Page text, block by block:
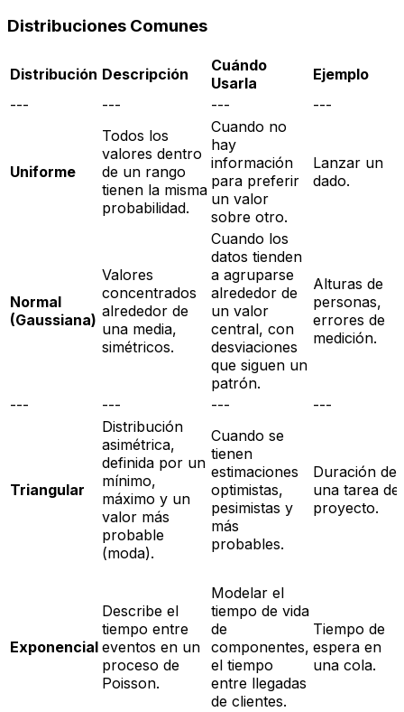
Distribuciones Comunes
Distribución Descripción
Cuándo
Usarla
Ejemplo
---
--- --- ---
Uniforme
Todos los
valores dentro
de un rango
tienen la misma
probabilidad.
Cuando no
hay
información
para preferir
un valor
sobre otro.
Lanzar un
dado.
Normal
(Gaussiana)
Valores
concentrados
alrededor de
una media,
simétricos.
Cuando los
datos tienden
a agruparse
alrededor de
un valor
central, con
desviaciones
que siguen un
patrón.
Alturas de
personas,
errores de
medición.
--- --- --- ---
Triangular
Distribución
asimétrica,
definida por un
mínimo,
máximo y un
valor más
probable
(moda).
Cuando se
tienen
estimaciones
optimistas,
pesimistas y
más
probables.
Duración de
una tarea de
proyecto.
Exponencial
Describe el
tiempo entre
eventos en un
proceso de
Poisson.
Modelar el
tiempo de vida
de
componentes,
el tiempo
entre llegadas
de clientes.
Tiempo de
espera en
una cola.